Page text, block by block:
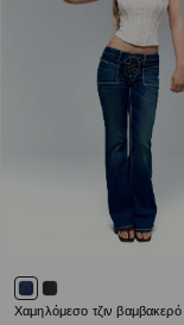
Χαμηλόμεσο τζιν βαμβακερό